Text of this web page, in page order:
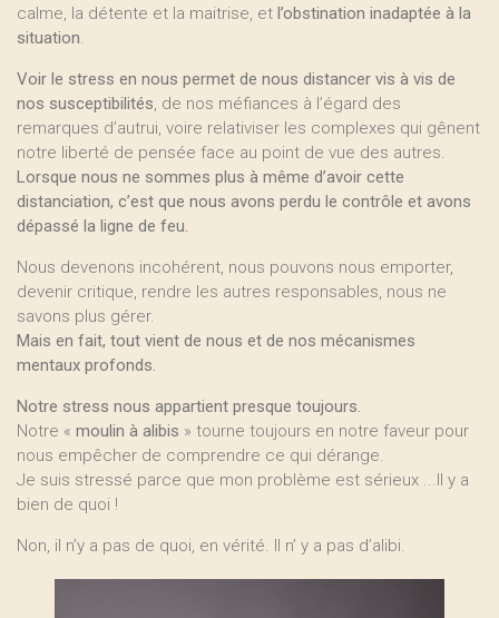
calme, la détente et la maitrise, et l’obstination inadaptée à la
situation.
Voir le stress en nous permet de nous distancer vis à vis de
nos susceptibilités, de nos méfiances à l’égard des
remarques d’autrui, voire relativiser les complexes qui gênent
notre liberté de pensée face au point de vue des autres.
Lorsque nous ne sommes plus à même d’avoir cette
distanciation, c’est que nous avons perdu le contrôle et avons
dépassé la ligne de feu.
Nous devenons incohérent, nous pouvons nous emporter,
devenir critique, rendre les autres responsables, nous ne
savons plus gérer.
Mais en fait, tout vient de nous et de nos mécanismes
mentaux profonds.
Notre stress nous appartient presque toujours.
Notre « moulin à alibis » tourne toujours en notre faveur pour
nous empêcher de comprendre ce qui dérange.
Je suis stressé parce que mon problème est sérieux ...Il y a
bien de quoi !
Non, il n’y a pas de quoi, en vérité. Il n’ y a pas d’alibi.